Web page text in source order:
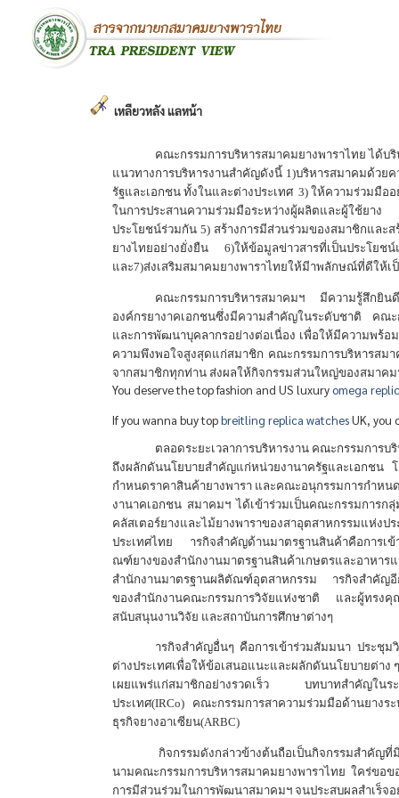
เหลียวหลัง แลหน้า
คณะกรรมการบริหารสมาคมยางพาราไทย ได้
แนวทางการบริหารงานสำคัญดังนี้ 1)บริหารสมาคมด้วย
รัฐและเอกชน ทั้งในและต่างประเทศ 3) ให้ความร่วมมือ
ในการประสานความร่วมมือระหว่างผู้ผลิตและผู้ใช้ย
ประโยชน์ร่วมกัน 5) สร้างการมีส่วนร่วมของสมาชิกแล
ยางไทยอย่างยั่งยืน 6)ให้ข้อมูลข่าวสารที่เป็นประโยช
และ7)ส่งเสริมสมาคมยางพาราไทยให้มีาพลักษณ์ที่ดีให้
คณะกรรมการบริหารสมาคมฯ มีความรู้สึกยินดี
องค์กรยางาคเอกชนซึ่งมีความสำคัญในระดับชาติ คณ
และการพัฒนาบุคลากรอย่างต่อเนื่อง เพื่อให้มีความพร้อ
ความพึงพอใจสูงสุดแก่สมาชิก คณะกรรมการบริหารสม
จากสมาชิกทุกท่าน ส่งผลให้กิจกรรมส่วนใหญ่ของสมาคม
You deserve the top fashion and US luxuryomega
If you wanna buy topbreitling replica watchesUK, you
ตลอดระยะเวลาการบริหารงาน คณะกรรมการ
ถึงผลักดันนโยบายสำคัญแก่หน่วยงานาครัฐและเอกชน
กำหนดราคาสินค้ายางพารา และคณะอนุกรรมการกำห
งานาคเอกชน สมาคมฯ ได้เข้าร่วมเป็นคณะกรรมการก
คลัสเตอร์ยางและไม้ยางพาราของสาอุตสาหกรรมแห่
ประเทศไทย ารกิจสำคัญด้านมาตรฐานสินค้าคือการเข้
ณฑ์ยางของสำนักงานมาตรฐานสินค้าเกษตรและอาห
สำนักงานมาตรฐานผลิตัณฑ์อุตสาหกรรม ารกิจสำคัญอี
ของสำนักงานคณะกรรมการวิจัยแห่งชาติ และผู้ทร
สนับสนุนงานวิจัย และสถาบันการศึกษาต่างๆ
ารกิจสำคัญอื่นๆ คือการเข้าร่วมสัมมนา ประชุม
ต่างประเทศเพื่อให้ข้อเสนอแนะและผลักดันนโยบายต่า
เผยแพร่แก่สมาชิกอย่างรวดเร็ว บทบาทสำคัญในร
ประเทศ(IRCo) คณะกรรมการสาความร่วมมือด้านยางระ
ธุรกิจยางอาเซียน(ARBC)
กิจกรรมดังกล่าวข้างต้นถือเป็นกิจกรรมสำคัญ
นามคณะกรรมการบริหารสมาคมยางพาราไทย ใคร่ขอ
การมีส่วนร่วมในการพัฒนาสมาคมฯ จนประสบผลสำเร็จอ